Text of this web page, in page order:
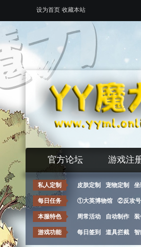
设为首页 收藏本站
官方论坛 游戏注
私人定制 皮肤定制 宠物定制 坐
每日任务 ①大英博物馆 ②反攻
本服特色 周常活动 自动制作
游戏功能 每日签到 道具拦截